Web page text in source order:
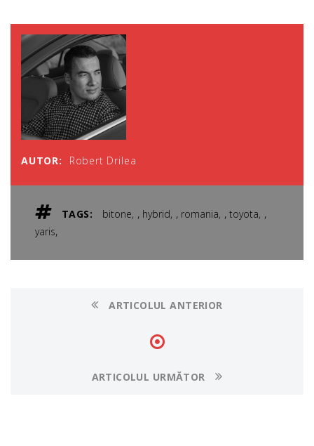
AUTOR: Robert Drilea
TAGS: bitone , hybrid , romania ,toyota ,
yaris,
ARTICOLUL ANTERIOR
ARTICOLUL URMĂTOR